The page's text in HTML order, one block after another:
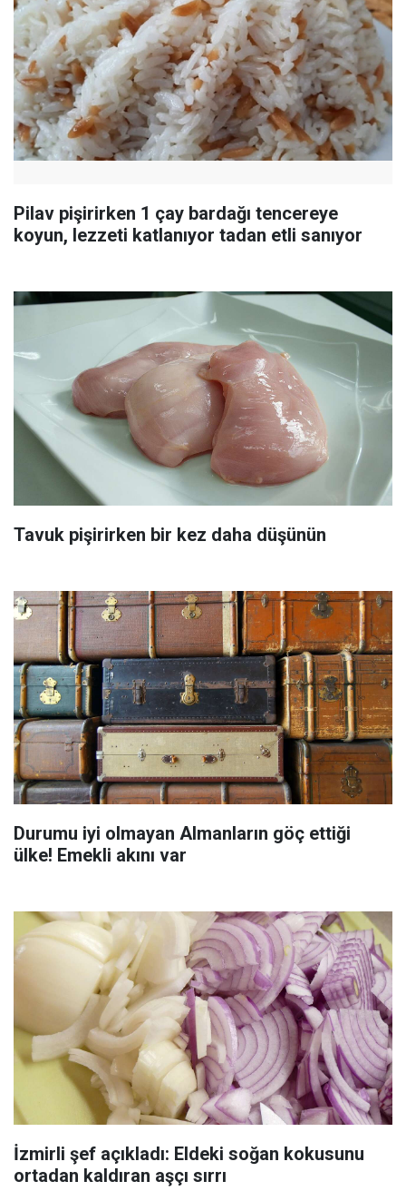
Pilav pişirirken 1 çay bardağı tencereye
koyun, lezzeti katlanıyor tadan etli sanıyor
Tavuk pişirirken bir kez daha düşünün
Durumu iyi olmayan Almanların göç ettiği
ülke! Emekli akını var
İzmirli şef açıkladı: Eldeki soğan kokusunu
ortadan kaldıran aşçı sırrı